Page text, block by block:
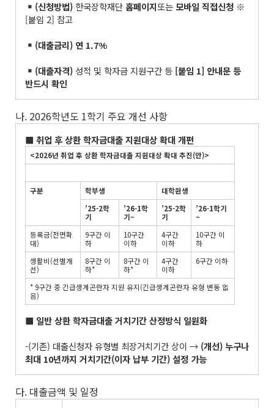
(신청방법)한국장학재단 홈페이지또는 모바일 직접신청 ※
[붙임 2] 참고
(대출금리) 연 1.7%
(대출자격) 성적 및 학자금 지원구간 등 [붙임 1] 안내문 등
반드시 확인
나. 2026학년도 1학기 주요 개선 사항
■ 취업 후 상환 학자금대출 지원대상 확대 개편
<2026년 취업 후 상환 학자금대출 지원대상 확대 추진(안)>
구분 학부생
대학원생
’25-2학
기
’26-1학
기~
’25-2학
기
’26-1학기
~
등록금(전면확
대)
9구간 이
하
10구간
이하
4구간
이하
10구간 이
하
생활비(선별개
선)
8구간 이
하*
8구간 이
하*
4구간
이하
6구간 이하
* 9구간 중 긴급생계곤란자 지원 유지(긴급생계곤란자 유형 변동 없
음)
■ 일반 상환 학자금대출 거치기간 산정방식 일원화
-(기존) 대출신청자 유형별 최장거치기간 상이 → (개선) 누구나
최대 10년까지 거치기간(이자 납부 기간)설정 가능
다. 대출금액 및 일정